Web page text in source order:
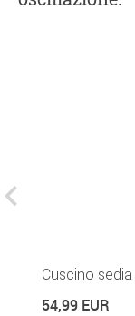
Cuscino
54,99 EUR